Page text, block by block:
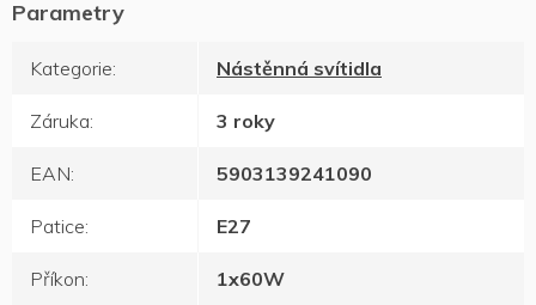
Kategorie: Nástěnná svítidla
Záruka: 3 roky
EAN: 5903139241090
Patice: E27
Příkon: 1x60W